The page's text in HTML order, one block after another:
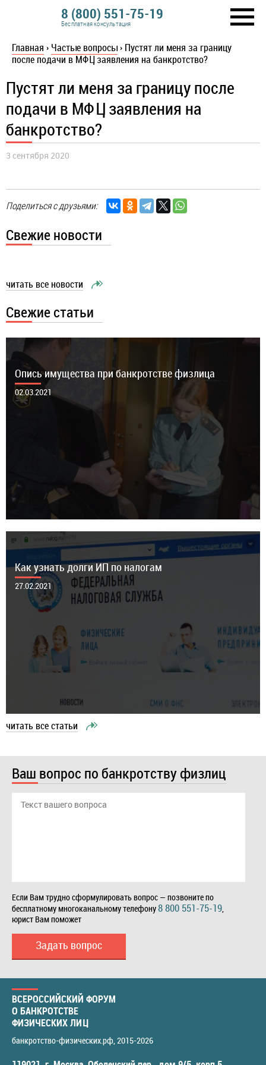
8 (800) 551-75-19
Бесплатная консультация
Главная › Частые вопросы › Пустят ли меня за границу
после подачи в МФЦ заявления на банкротство?
Пустят ли меня за границу после
подачи в МФЦ заявления на
банкротство?
3 сентября 2020
Поделиться с друзьями:
Свежие новости
08.05.2022
Коснется ли банкротство собственника квартиры,
где я прописана?
08.05.2022
читать все новости
Свежие статьи
Опись имущества при банкротстве физлица
02.03.2021
Как узнать долги ИП по налогам
27.02.2021
читать все статьи
Ваш вопрос по банкротству физлиц
Если Вам трудно сформулировать вопрос — позвоните по
бесплатному многоканальному телефону8 800 551-75-19,
юрист Вам поможет
Задать вопрос
ВСЕРОССИЙСКИЙ ФОРУМ
О БАНКРОТСТВЕ
ФИЗИЧЕСКИХ ЛИЦ
банкротство-физических.рф, 2015-2026